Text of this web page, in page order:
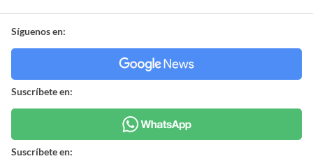
Síguenos en:
Suscríbete en:
Suscríbete en: